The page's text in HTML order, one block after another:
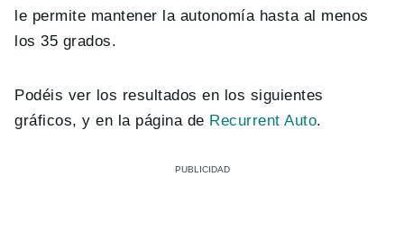
le permite mantener la autonomía hasta al menos
los 35 grados.
Podéis ver los resultados en los siguientes
gráficos, y en la página de Recurrent Auto.